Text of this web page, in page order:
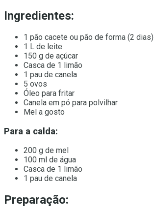
Ingredientes:
1 pão cacete ou pão de forma (2 dias)
1 L de leite
150 g de açúcar
Casca de 1 limão
1 pau de canela
5 ovos
Óleo para fritar
Canela em pó para polvilhar
Mel a gosto
Para a calda:
200 g de mel
100 ml de água
Casca de 1 limão
1 pau de canela
Preparação: